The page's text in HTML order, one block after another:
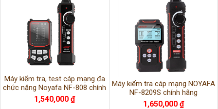
Máy kiểm tra, test cáp mạng đa
chức năng Noyafa NF-808 chính
hãng
1,540,000 ₫
Máy kiểm tra cáp mạng NOYAFA
NF-8209S chính hãng
1,650,000 ₫